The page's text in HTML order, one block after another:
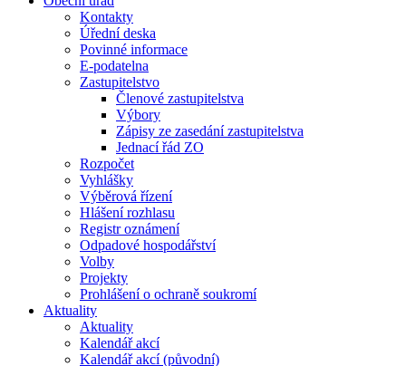
Kontakty
Úřední deska
Povinné informace
E-podatelna
Zastupitelstvo
Členové zastupitelstva
Výbory
Zápisy ze zasedání zastupitelstva
Jednací řád ZO
Rozpočet
Vyhlášky
Výběrová řízení
Hlášení rozhlasu
Registr oznámení
Odpadové hospodářství
Volby
Projekty
Prohlášení o ochraně soukromí
Aktuality
Aktuality
Kalendář akcí
Kalendář akcí (původní)